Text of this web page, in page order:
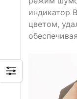
индикатор
цветом,